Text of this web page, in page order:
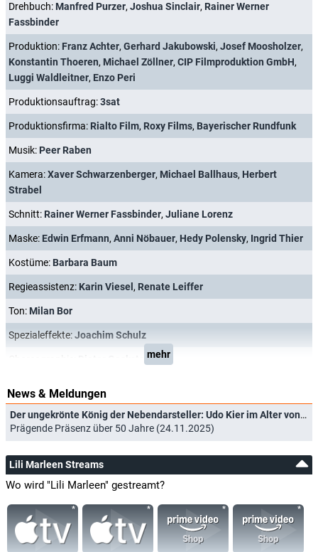
Drehbuch: Manfred Purzer, Joshua Sinclair, Rainer Werner
Fassbinder
Produktion: Franz Achter, Gerhard Jakubowski, Josef Moosholzer,
Konstantin Thoeren, Michael Zöllner, CIP Filmproduktion GmbH,
Luggi Waldleitner, Enzo Peri
Produktionsauftrag:3sat
Produktionsfirma: Rialto Film, Roxy Films, Bayerischer Rundfunk
Musik: Peer Raben
Kamera:Xaver Schwarzenberger, Michael Ballhaus, Herbert
Strabel
Schnitt: Rainer Werner Fassbinder, Juliane Lorenz
Maske: Edwin Erfmann, Anni Nöbauer, Hedy Polensky, Ingrid Thier
Kostüme: Barbara Baum
Regieassistenz: Karin Viesel , Renate Leiffer
Ton: Milan Bor
Spezialeffekte:Joachim Schulz
Dieter Gackstetter
mehr
News & Meldungen
Der ungekrönte König der Nebendarsteller: Udo Kier im Alter von 81 Jahren verstorben
Prägende Präsenz über 50 Jahre (24.11.2025)
Lili Marleen Streams
Wo wird "Lili Marleen" gestreamt?